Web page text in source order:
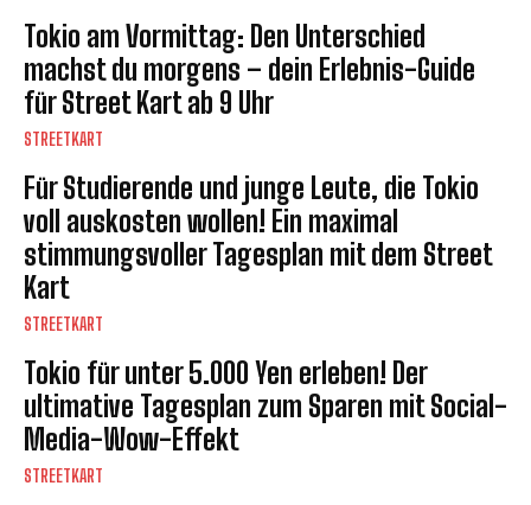
Tokio am Vormittag: Den Unterschied
machst du morgens – dein Erlebnis-Guide
für Street Kart ab 9 Uhr
STREETKART
Für Studierende und junge Leute, die Tokio
voll auskosten wollen! Ein maximal
stimmungsvoller Tagesplan mit dem Street
Kart
STREETKART
Tokio für unter 5.000 Yen erleben! Der
ultimative Tagesplan zum Sparen mit Social-
Media-Wow-Effekt
STREETKART